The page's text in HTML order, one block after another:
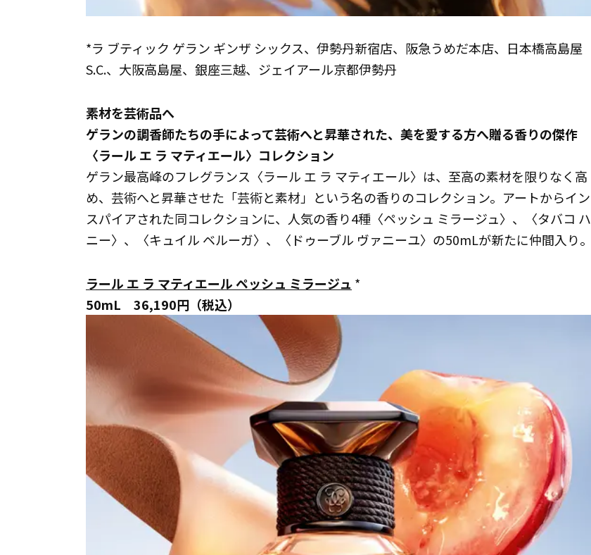
*ラ ブティック ゲラン ギンザ シックス、伊勢丹新宿店、阪急うめだ本店、日本橋高島屋
S.C.、大阪高島屋、銀座三越、ジェイアール京都伊勢丹
素材を芸術品へ
ゲランの調香師たちの手によって芸術へと昇華された、美を愛する方へ贈る香りの傑作
〈ラール エ ラ マティエール〉コレクション
ゲラン最高峰のフレグランス〈ラール エ ラ マティエール〉は、至高の素材を限りなく高
め、芸術へと昇華させた「芸術と素材」という名の香りのコレクション。アートからイン
スパイアされた同コレクションに、人気の香り4種〈ペッシュ ミラージュ〉、〈タバコ ハ
ニー〉、〈キュイル ベルーガ〉、〈ドゥーブル ヴァニーユ〉の50mLが新たに仲間入り。
ラール エ ラ マティエール ペッシュ ミラージュ *
50mL 36,190円（税込）